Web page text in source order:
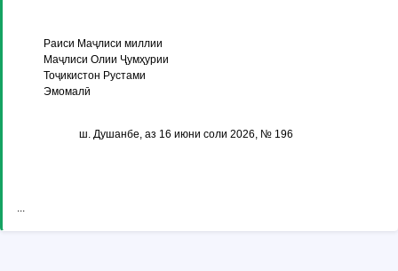
Раиси Маҷлиси миллии
Маҷлиси Олии Ҷумҳурии
Тоҷикистон Рустами
Эмомалӣ
ш. Душанбе, аз 16 июни соли 2026, № 196
...